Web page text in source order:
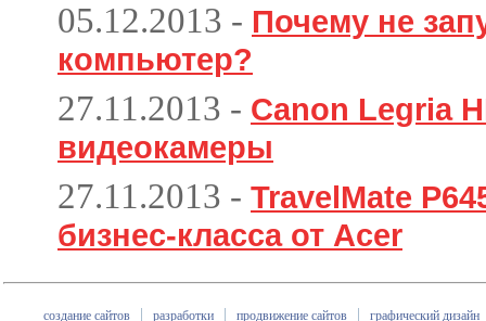
05.12.2013 - Почему не
компьютер?
27.11.2013 - Canon Legria
видеокамеры
27.11.2013 - TravelMate
бизнес-класса от Acer
создание сайтов разработки продвижение сайтов графический дизайн